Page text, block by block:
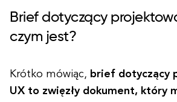
Brief dotyczący
czym jest?
Krótko mówiąc, brief dotyczący
UX to zwięzły dokument, który